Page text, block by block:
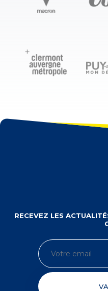
RECEVEZ LES